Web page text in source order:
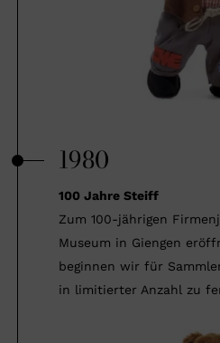
1980
100 Jahre Steiff
Zum 100-jährigen
Museum in Giengen
beginnen wir für
in limitierter Anzahl zu